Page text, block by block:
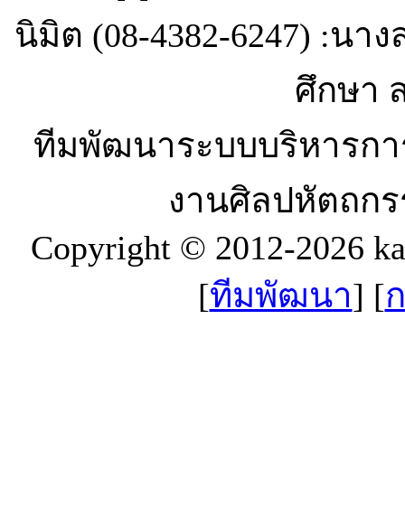
นิมิต (08-4382-6247) :น
ศึกษา
ทีมพัฒนาระบบบริหารก
งานศิลปหัตถก
Copyright © 2012-2026
[ทีมพัฒนา] [